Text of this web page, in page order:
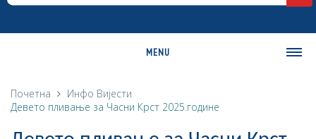
MENU
О ОПШТИНИ
Почетна Инфо Вијести
Девето пливање за Часни Крст 2025.године